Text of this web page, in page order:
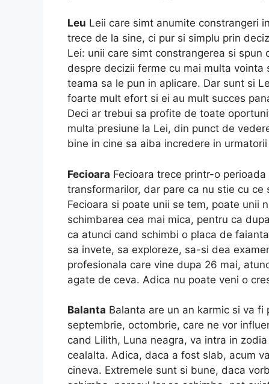
Leu Leii care simt anumite constrangeri
trece de la sine, ci pur si simplu prin
Lei: unii care simt constrangerea si
despre decizii ferme cu mai multa
teama sa le pun in aplicare. Dar sunt si
foarte mult efort si ei au mult succes
Deci ar trebui sa profite de toate
multa presiune la Lei, din punct de
bine in cine sa aiba incredere in urmatorii
Fecioara Fecioara trece printr-o
transformarilor, dar pare ca nu stie cu
Fecioara si poate unii se tem, poate unii
schimbarea cea mai mica, pentru ca
ca atunci cand schimbi o placa de
sa invete, sa exploreze, sa-si dea
profesionala care vine dupa 26 mai,
agate de ceva. Adica nu poate veni o
Balanta Balanta are un an karmic si va
septembrie, octombrie, care ne vor
cand Lilith, Luna neagra, va intra in
cealalta. Adica, daca a fost slab, acum
cineva. Extremele sunt si bune, daca